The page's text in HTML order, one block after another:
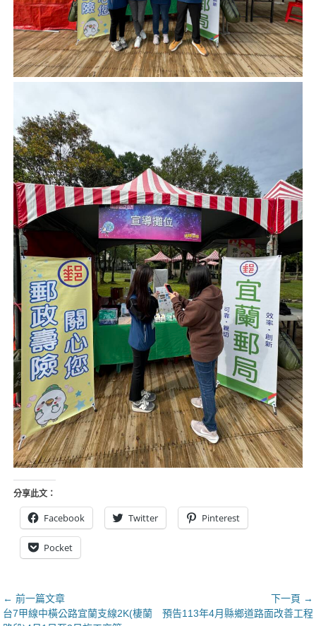
分享此文：
Facebook Twitter Pinterest
Pocket
文
章
← 前一篇文章
上
台7甲線中橫公路宜蘭支線2K(棲蘭
下一頁 →
下
預告113年4月縣鄉道路面改善工程